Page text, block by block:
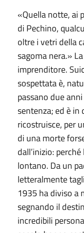
«Quella notte, ai
di Pechino,
oltre i vetri della
sagoma nera.»
imprenditore.
sospettata è,
passano due
sentenza; ed è in
ricostruisce, per
di una morte
dall’inizio:
lontano. Da un
letteralmente
1935 ha diviso a
segnando il
incredibili